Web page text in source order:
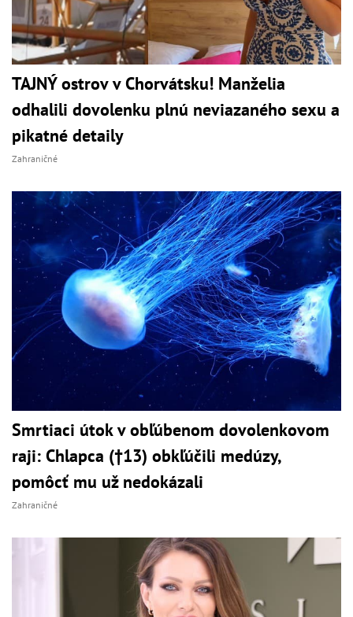
TAJNÝ ostrov v Chorvátsku! Manželia
odhalili dovolenku plnú neviazaného sexu a
pikatné detaily
Zahraničné
Smrtiaci útok v obľúbenom dovolenkovom
raji: Chlapca (†13) obkľúčili medúzy,
pomôcť mu už nedokázali
Zahraničné